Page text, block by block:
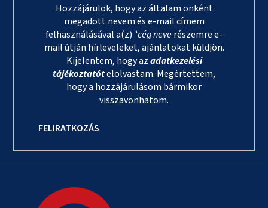
Hozzájárulok, hogy az általam önként
megadott nevem és e-mail címem
felhasználásával a(z) *cég neverészemre e-
mail útján hírleveleket, ajánlatokat küldjön.
Kijelentem, hogy azadatkezelési
tájékoztatótelolvastam. Megértettem,
hogy a hozzájárulásom bármikor
visszavonhatom.
FELIRATKOZÁS